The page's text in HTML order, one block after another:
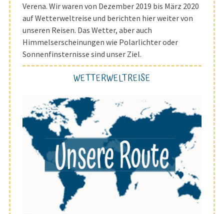
Verena. Wir waren von Dezember 2019 bis März 2020
auf Wetterweltreise und berichten hier weiter von
unseren Reisen. Das Wetter, aber auch
Himmelserscheinungen wie Polarlichter oder
Sonnenfinsternisse sind unser Ziel.
WETTERWELTREISE